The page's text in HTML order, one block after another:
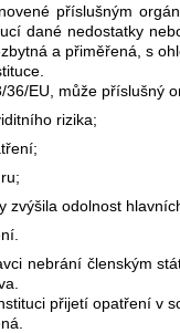
příslušným
dané nedostatky
a přiměřená, s
EU, může příslušný
rizika;
zvýšila odolnost
nebrání členským
přijetí opatření v